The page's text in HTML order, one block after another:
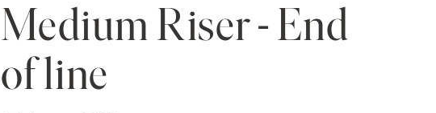
Medium Riser - End
of line